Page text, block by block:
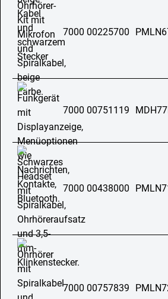
7000 00225700
7000 00751119
7000 00438000
7000 00757839